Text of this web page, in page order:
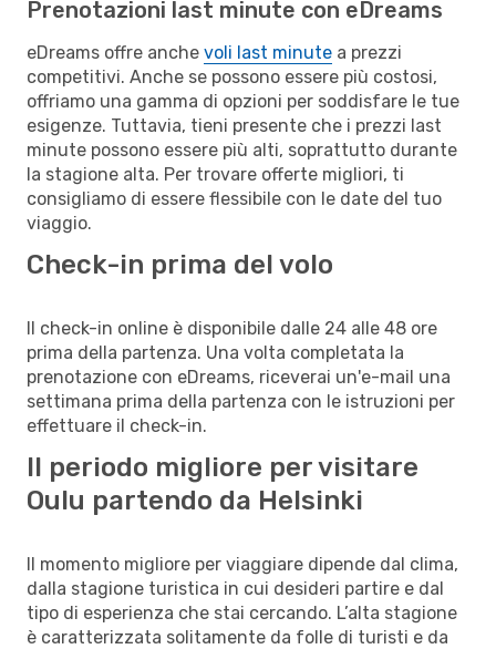
Prenotazioni last minute con eDreams
eDreams offre anche voli last minute a prezzi
competitivi. Anche se possono essere più costosi,
offriamo una gamma di opzioni per soddisfare le tue
esigenze. Tuttavia, tieni presente che i prezzi last
minute possono essere più alti, soprattutto durante
la stagione alta. Per trovare offerte migliori, ti
consigliamo di essere flessibile con le date del tuo
viaggio.
Check-in prima del volo
Il check-in online è disponibile dalle 24 alle 48 ore
prima della partenza. Una volta completata la
prenotazione con eDreams, riceverai un'e-mail una
settimana prima della partenza con le istruzioni per
effettuare il check-in.
Il periodo migliore per visitare
Oulu partendo da Helsinki
Il momento migliore per viaggiare dipende dal clima,
dalla stagione turistica in cui desideri partire e dal
tipo di esperienza che stai cercando. L’alta stagione
è caratterizzata solitamente da folle di turisti e da